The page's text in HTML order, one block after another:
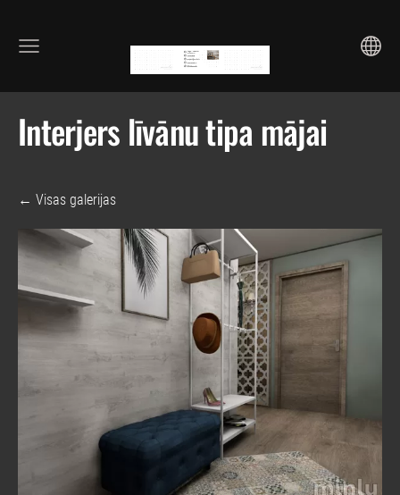
Interjers līvānu tipa mājai
Visas galerijas